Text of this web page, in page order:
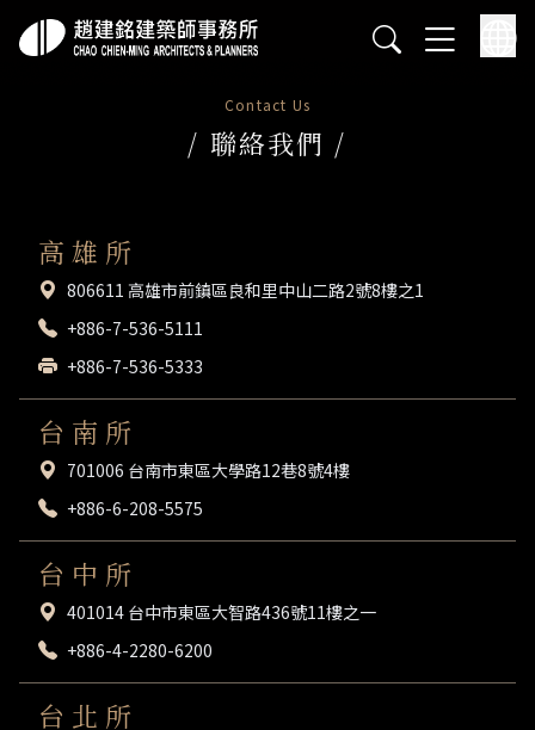
Contact Us
/ 聯絡我們 /
高 雄 所
806611 高雄市前鎮區良和里中山二路2號8樓之1
+886-7-536-5111
+886-7-536-5333
台 南 所
701006 台南市東區大學路12巷8號4樓
+886-6-208-5575
台 中 所
401014 台中市東區大智路436號11樓之一
+886-4-2280-6200
台 北 所